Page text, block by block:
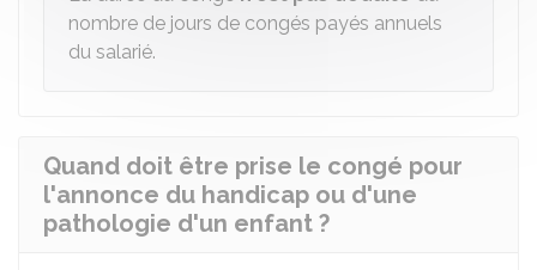
nombre de jours de congés payés annuels
du salarié.
Quand doit être prise le congé pour
l'annonce du handicap ou d'une
pathologie d'un enfant ?